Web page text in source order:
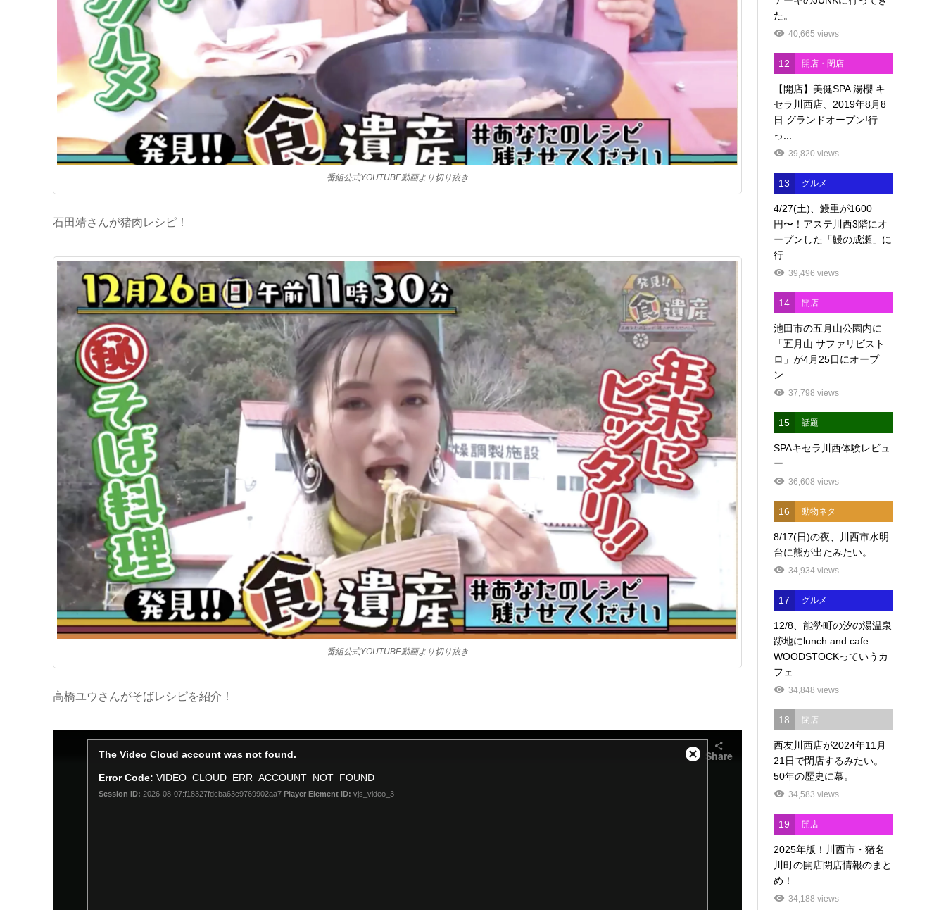
番組公式YOUTUBE動画より切り抜き
石田靖さんが猪肉レシピ！
番組公式YOUTUBE動画より切り抜き
高橋ユウさんがそばレシピを紹介！
た。
40,665 views
12 開店・閉店
【開店】美健SPA 湯櫻 キ
セラ川西店、2019年8月8
日 グランドオープン!行
っ...
39,820 views
13 グルメ
4/27(土)、鰻重が1600
円〜！アステ川西3階にオ
ープンした「鰻の成瀬」に
行...
39,496 views
14 開店
池田市の五月山公園内に
「五月山 サファリビスト
ロ」が4月25日にオープ
ン...
37,798 views
15 話題
SPAキセラ川西体験レビュ
ー
36,608 views
16 動物ネタ
8/17(日)の夜、川西市水明
台に熊が出たみたい。
34,934 views
17 グルメ
12/8、能勢町の汐の湯温泉
跡地にlunch and cafe
WOODSTOCKっていうカ
フェ...
34,848 views
18 閉店
西友川西店が2024年11月
21日で閉店するみたい。
50年の歴史に幕。
34,583 views
19 開店
2025年版！川西市・猪名
川町の開店閉店情報のまと
め！
34,188 views